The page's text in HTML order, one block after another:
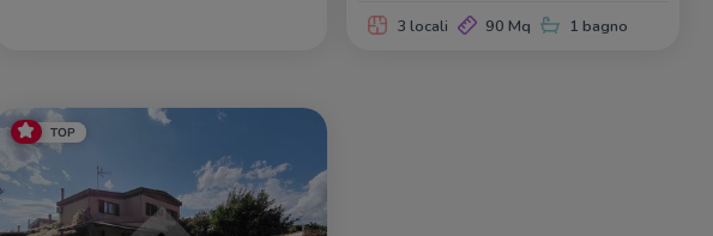
3 locali 90 Mq 1 bagno
TOP